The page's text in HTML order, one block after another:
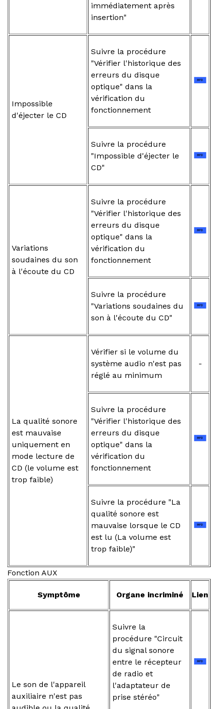
immédiatement après
insertion"
Impossible
d'éjecter le CD
Suivre la procédure
"Vérifier l'historique des
erreurs du disque
optique" dans la
vérification du
fonctionnement
Suivre la procédure
"Impossible d'éjecter le
CD"
Variations
soudaines du son
à l'écoute du CD
Suivre la procédure
"Vérifier l'historique des
erreurs du disque
optique" dans la
vérification du
fonctionnement
Suivre la procédure
"Variations soudaines du
son à l'écoute du CD"
La qualité sonore
est mauvaise
uniquement en
mode lecture de
CD (le volume est
trop faible)
Vérifier si le volume du
système audio n'est pas
réglé au minimum
-
Suivre la procédure
"Vérifier l'historique des
erreurs du disque
optique" dans la
vérification du
fonctionnement
Suivre la procédure "La
qualité sonore est
mauvaise lorsque le CD
est lu (La volume est
trop faible)"
Fonction AUX
Symptôme Organe incriminé Lien
Le son de l'appareil
auxiliaire n'est pas
Suivre la
procédure "Circuit
du signal sonore
entre le récepteur
de radio et
l'adaptateur de
prise stéréo"